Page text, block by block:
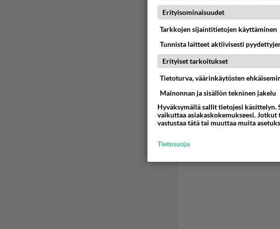
... on on !
Äänestä
Erityisominaisuudet
Tarkkojen sijaintitietojen käyttäminen
Tunnista laitteet aktiivisesti
Erityiset tarkoitukset
Tietoturva, väärinkäytösten
Mainonnan ja sisällön tekninen jakelu
Hyväksymällä sallit tietojesi käsittelyn.
vaikuttaa asiakaskokemukseesi.
vastustaa tätä tai muuttaa muita
Tietosuoja